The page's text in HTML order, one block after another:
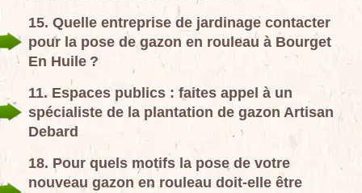
15. Quelle entreprise de jardinage contacter
pour la pose de gazon en rouleau à Bourget
En Huile ?
11. Espaces publics : faites appel à un
spécialiste de la plantation de gazon Artisan
Debard
18. Pour quels motifs la pose de votre
nouveau gazon en rouleau doit-elle être